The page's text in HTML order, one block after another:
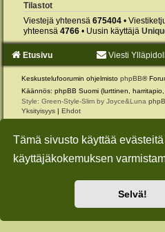
Tämä sivusto käyttää
käyttäjäkokemuksen
Selvä!
Tilastot
Viestejä yhteensä 675404 •
yhteensä 4766 • Uusin käyttäjä
Etusivu Viesti
Keskustelufoorumin ohjelmisto phpBB®
Käännös: phpBB Suomi (lurttinen,
Style: Green-Style-Slim by Joyce&Luna
Yksityisyys | Ehdot